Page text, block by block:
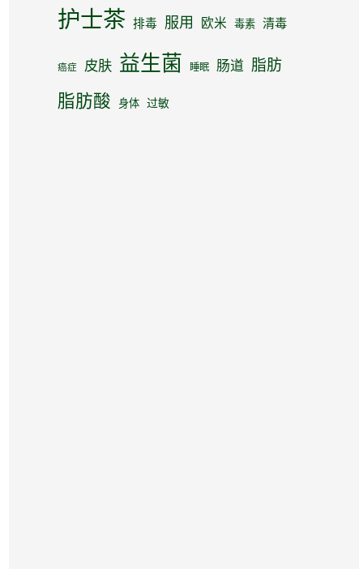
护士茶 排毒 服用 欧米 毒素 清毒
癌症 皮肤 益生菌 睡眠 肠道 脂肪
脂肪酸 身体 过敏